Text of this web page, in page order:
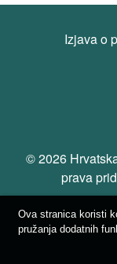
Izjava o
© 2026
prava
Ova stranica koristi
pružanja dodatnih